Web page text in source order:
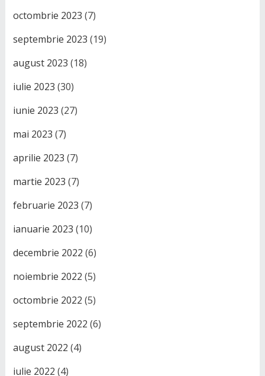
octombrie 2023 (7)
septembrie 2023 (19)
august 2023 (18)
iulie 2023 (30)
iunie 2023 (27)
mai 2023 (7)
aprilie 2023 (7)
martie 2023 (7)
februarie 2023 (7)
ianuarie 2023 (10)
decembrie 2022 (6)
noiembrie 2022 (5)
octombrie 2022 (5)
septembrie 2022 (6)
august 2022 (4)
iulie 2022 (4)